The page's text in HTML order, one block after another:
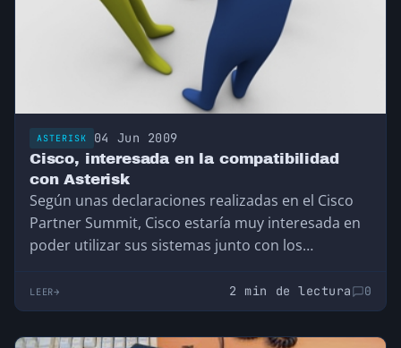
ASTERISK 04 Jun 2009
Cisco, interesada en la compatibilidad
con Asterisk
Según unas declaraciones realizadas en el Cisco
Partner Summit, Cisco estaría muy interesada en
poder utilizar sus sistemas junto con los
LEER 2 min de lectura 0